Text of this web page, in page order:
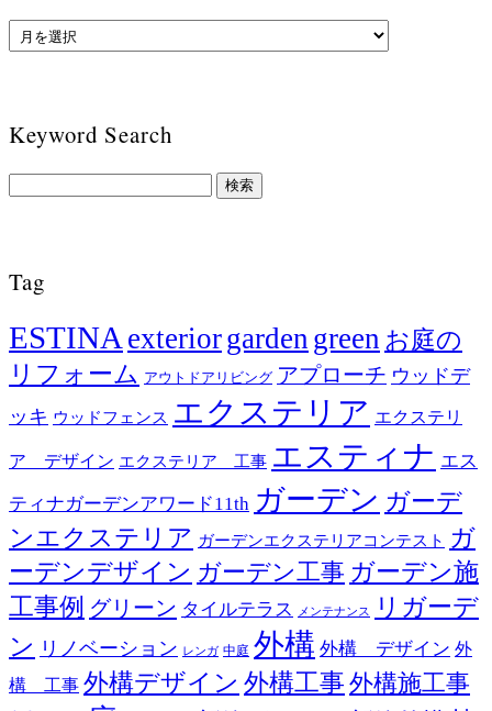
Keyword Search
Tag
ESTINA exteriorgarden green お庭の
リフォーム アウトドアリビング アプローチ ウッドデ
ッキ ウッドフェンス エクステリア エクステリ
ア デザイン エクステリア 工事 エスティナ エス
ティナガーデンアワード11th ガーデン ガーデ
ンエクステリア ガーデンエクステリアコンテスト ガ
ーデンデザイン ガーデン工事 ガーデン施
工事例 グリーン タイルテラス メンテナンス
リガーデ
ン リノベーション レンガ 中庭 外構 外構 デザイン 外
構 工事 外構デザイン 外構工事 外構施工事